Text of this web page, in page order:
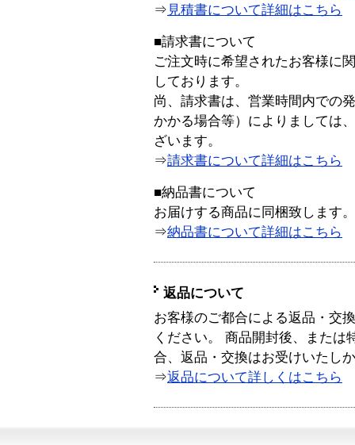
⇒ 見積書について詳細はこちら
■請求書について
ご注文時に希望されたお客様に
しております。
尚、請求書は、営業時間内での
かかる場合等）によりましては
ざいます。
⇒請求書について詳細はこちら
■納品書について
お届けする商品に同梱致します。
⇒納品書について詳細はこちら
返品について
お客様のご都合による返品・交
ください。 商品開封後、または
合、返品・交換はお受けいたし
⇒返品について詳しくはこちら